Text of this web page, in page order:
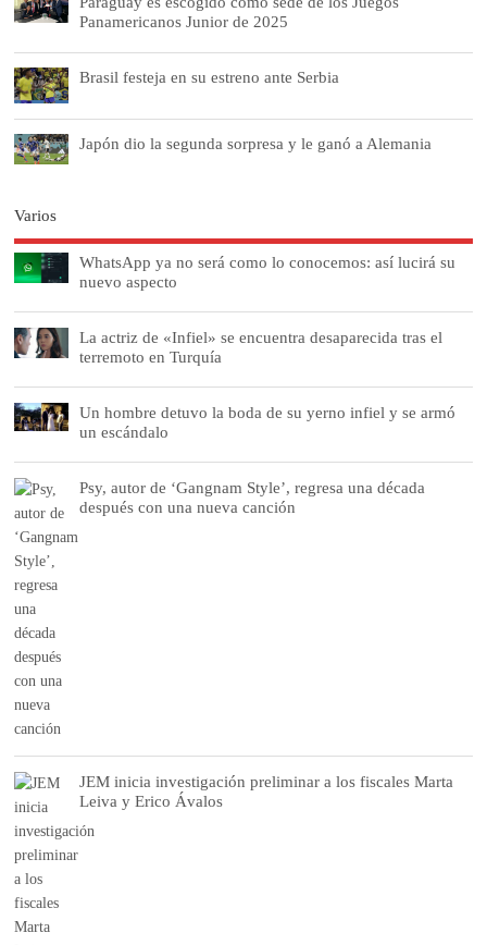
Panamericanos Junior de 2025
Brasil festeja en su estreno ante Serbia
Japón dio la segunda sorpresa y le ganó a Alemania
Varios
WhatsApp ya no será como lo conocemos: así lucirá su
nuevo aspecto
La actriz de «Infiel» se encuentra desaparecida tras el
terremoto en Turquía
Un hombre detuvo la boda de su yerno infiel y se armó
un escándalo
Psy, autor de ‘Gangnam Style’, regresa una década
después con una nueva canción
JEM inicia investigación preliminar a los fiscales Marta
Leiva y Erico Ávalos